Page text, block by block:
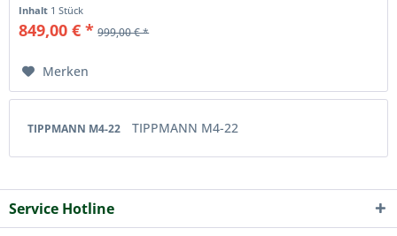
Inhalt 1 Stück
849,00 € * 999,00 € *
Merken
TIPPMANN M4-22 TIPPMANN M4-22
Service Hotline